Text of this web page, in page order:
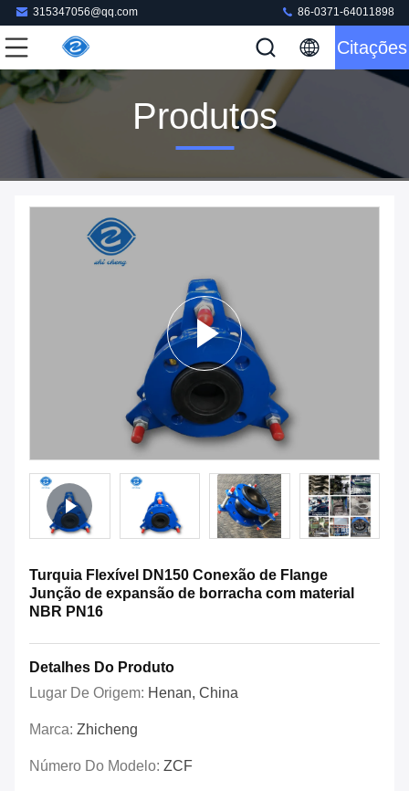
315347056@qq.com 86-0371-64011898
Citações
Produtos
Turquia Flexível DN150 Conexão de Flange
Junção de expansão de borracha com material
NBR PN16
Detalhes Do Produto
Lugar De Origem: Henan, China
Marca: Zhicheng
Número Do Modelo: ZCF